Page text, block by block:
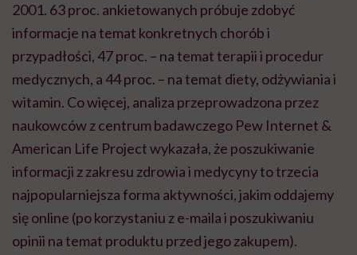
2001. 63 proc. ankietowanych próbuje zdobyć
informacje na temat konkretnych chorób i
przypadłości, 47 proc. – na temat terapii i procedur
medycznych, a 44 proc. – na temat diety, odżywiania i
witamin. Co więcej, analiza przeprowadzona przez
naukowców z centrum badawczego Pew Internet &
American Life Project wykazała, że poszukiwanie
informacji z zakresu zdrowia i medycyny to trzecia
najpopularniejsza forma aktywności, jakim oddajemy
się online (po korzystaniu z e-maila i poszukiwaniu
opinii na temat produktu przed jego zakupem).